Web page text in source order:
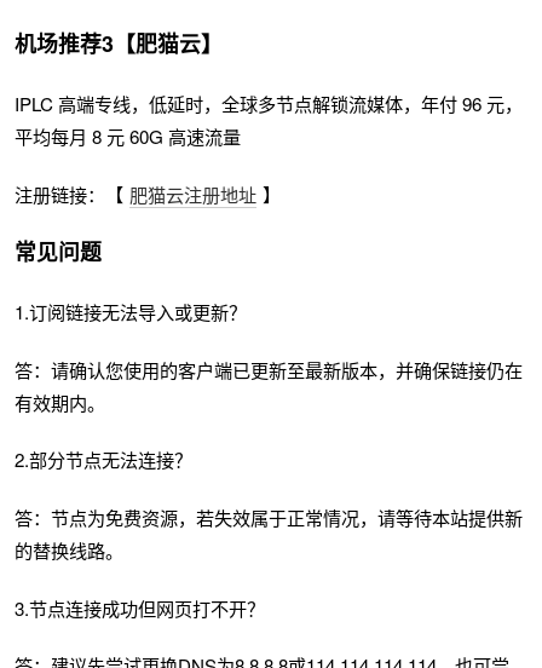
机场推荐3【肥猫云】
IPLC 高端专线，低延时，全球多节点解锁流媒体，年付 96 元，
平均每月 8 元 60G 高速流量
注册链接：【 肥猫云注册地址 】
常见问题
1.订阅链接无法导入或更新？
答：请确认您使用的客户端已更新至最新版本，并确保链接仍在
有效期内。
2.部分节点无法连接？
答：节点为免费资源，若失效属于正常情况，请等待本站提供新
的替换线路。
3.节点连接成功但网页打不开？